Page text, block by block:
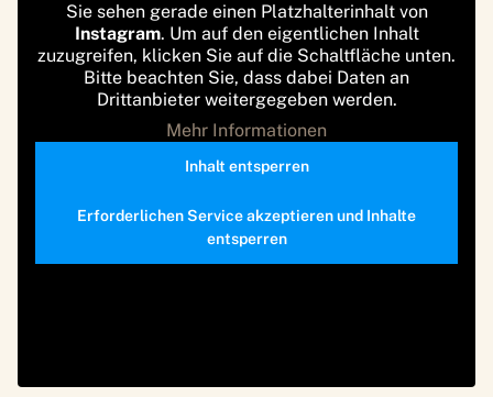
Sie sehen gerade einen Platzhalterinhalt von
Instagram. Um auf den eigentlichen Inhalt
zuzugreifen, klicken Sie auf die Schaltfläche unten.
Bitte beachten Sie, dass dabei Daten an
Drittanbieter weitergegeben werden.
Mehr Informationen
Inhalt entsperren
Erforderlichen Service akzeptieren und Inhalte
entsperren